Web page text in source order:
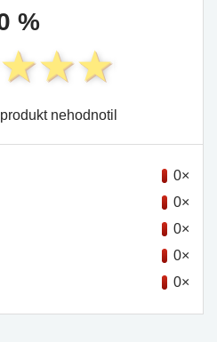
%
nehodnotil
0×
0×
0×
0×
0×